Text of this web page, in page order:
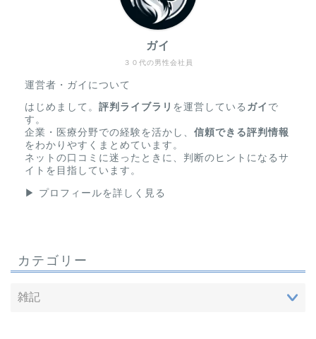
３０代の男性会社員
ガイ
運営者・ガイについて
はじめまして。 評判ライブラリ を運営している ガイ で
す。
企業・医療分野での経験を活かし、 信頼できる評判情報
をわかりやすくまとめています。
ネットの口コミに迷ったときに、判断のヒントになるサ
イトを目指しています。
▶ プロフィールを詳しく見る
カテゴリー